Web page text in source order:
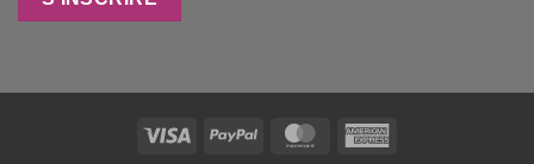
Visa PayPal MasterCard